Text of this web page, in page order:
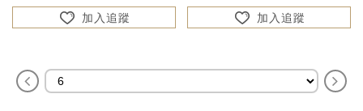
大葉種茶葉育種而成，在1999
年發表，多年來在茶葉改良場
香」的美名。
加入追蹤
豐富。梨山地區日夜溫差大，
因此茶業結構肥厚，造就脫俗
加入追蹤